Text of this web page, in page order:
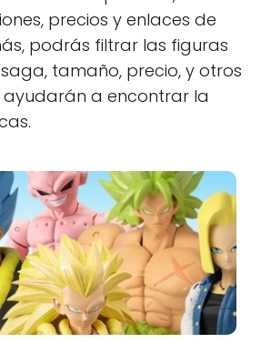
precios y enlaces de
podrás filtrar las figuras
tamaño, precio, y otros
ayudarán a encontrar la